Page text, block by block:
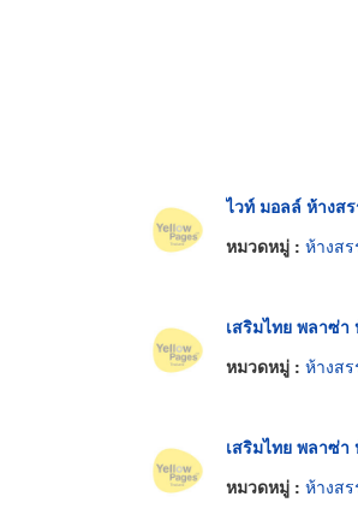
ไวท์ มอลล์ ห้างส
หมวดหมู่ : ห้างส
เสริมไทย พลาซ่
หมวดหมู่ : ห้างส
เสริมไทย พลาซ่
หมวดหมู่ : ห้างส